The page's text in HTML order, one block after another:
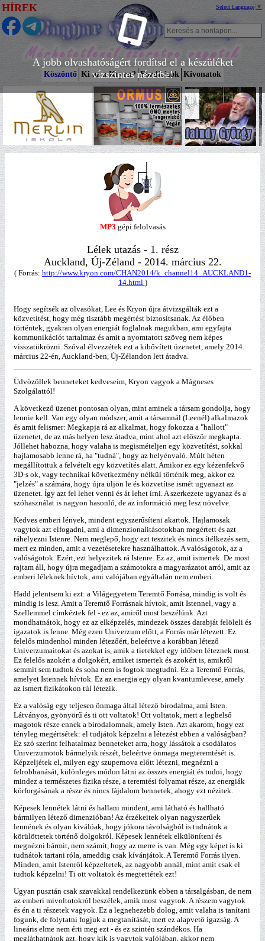
HÍREK Select Language ▼
A jobb olvashatóságért fordítsd el a készüléket
vízszintes nézetbe!
Köszöntő Ki az a Kryon? Fordítások Kivonatok
MP3 gépi felolvasás
Lélek utazás - 1. rész
Auckland, Új-Zéland - 2014. március 22.
( Forrás: http://www.kryon.com/CHAN2014/k_channel14_AUCKLAND1-
14.html )
Hogy segítsék az olvasókat, Lee és Kryon újra átvizsgálták ezt a
közvetítést, hogy még tisztább megértést biztosítsanak. Az élőben
történtek, gyakran olyan energiát foglalnak magukban, ami egyfajta
kommunikációt tartalmaz és amit a nyomtatott szöveg nem képes
visszatükrözni. Szóval élvezzétek ezt a kibővített üzenetet, amely 2014.
március 22-én, Auckland-ben, Új-Zélandon lett átadva.
Üdvözöllek benneteket kedveseim, Kryon vagyok a Mágneses
Szolgálattól!
A következő üzenet pontosan olyan, mint aminek a társam gondolja, hogy
lennie kell. Van egy olyan módszer, amit a társamnál (Leenél) alkalmazok
és amit felismer: Megkapja rá az alkalmat, hogy fokozza a "hallott"
üzenetet, de az más helyen lesz átadva, mint ahol azt először megkapta.
Jóllehet habozna, hogy valaha is megismételjen egy közvetítést, sokkal
hajlamosabb lenne rá, ha "tudná", hogy az helyénvaló. Múlt héten
megállítottuk a felvételt egy közvetítés alatt. Amikor ez egy kézenfekvő
3D-s ok, vagy technikai következmény nélkül történik meg, akkor ez
"jelzés" a számára, hogy újra üljön le és közvetítse ismét ugyanazt az
üzenetet. Így azt fel lehet venni és át lehet írni. A szerkezete ugyanaz és a
szóhasználat is nagyon hasonló, de az információ meg lesz növelve.
Kedves emberi lények, mindent egyszerűsíteni akartok. Hajlamosak
vagytok azt elfogadni, ami a dimenzionalitásotokban megértett és azt
ráhelyezni Istenre. Nem meglepő, hogy ezt teszitek és nincs ítélkezés sem,
mert ez minden, amit a vezetésetekre használhattok. A valóságotok, az a
valóságotok. Ezért, ezt helyezitek rá Istenre. Ez az, amit ismertek. De most
rajtam áll, hogy újra megadjam a számotokra a magyarázatot arról, amit az
emberi léleknek hívtok, ami valójában egyáltalán nem emberi.
Hadd jelentsem ki ezt: a Világegyetem Teremtő Forrása, mindig is volt és
mindig is lesz. Amit a Teremtő Forrásnak hívtok, amit Istennel, vagy a
Szellemmel címkéztek fel - ez az, amiről most beszélünk. Azt
mondhatnátok, hogy ez az elképzelés, mindezek összes darabját felöleli és
igazatok is lenne. Még ezen Univerzum előtt, a Forrás már létezett. Ez
felelős mindenhol minden létezőért, beleértve a korábban létező
Univerzumaitokat és azokat is, amik a tietekkel egy időben léteznek most.
Ez felelős azokért a dolgokért, amiket ismertek és azokért is, amikről
semmit sem tudtok és soha nem is fogtok megtudni. Ez a Teremtő Forrás,
amelyet Istennek hívtok. Ez az energia egy olyan kvantumlevese, amely
az ismert fizikátokon túl létezik.
Ez a valóság egy teljesen önmaga által létező birodalma, ami Isten.
Látványos, gyönyörű és ti ott voltatok! Ott voltatok, mert a legbelső
magotok része ennek a birodalomnak, amely Isten. Azt akarom, hogy ezt
tényleg megértsétek: el tudjátok képzelni a létezést ebben a valóságban?
Ez szó szerint felhatalmaz benneteket arra, hogy lássátok a csodálatos
Univerzumotok bármelyik részét, beleértve önmaga megteremtését is.
Képzeljétek el, milyen egy szupernova előtt létezni, megnézni a
felrobbanását, különleges módon látni az összes energiát és tudni, hogy
mindez a természetes fizika része, a teremtési folyamat része, az energiák
körforgásának a része és nincs fájdalom bennetek, ahogy ezt nézitek.
Képesek lennétek látni és hallani mindent, ami látható és hallható
bármilyen létező dimenzióban! Az érzékeitek olyan nagyszerűek
lennének és olyan kiválóak, hogy jókora távolságból is tudnátok a
körülöttetek történő dolgokról. Képesek lennétek elkülöníteni és
megnézni bármit, nem számít, hogy az merre is van. Még egy képet is ki
tudnátok tartani róla, ameddig csak kívánjátok. A Teremtő Forrás ilyen.
Minden, amit Istenről képzeltetek, az nagyobb annál, mint amit csak el
tudtok képzelni! Ti ott voltatok és megtettétek ezt!
Ugyan pusztán csak szavakkal rendelkezünk ebben a társalgásban, de nem
az emberi mivoltotokról beszélek, amik most vagytok. A részem vagytok
és én a ti részetek vagyok. Ez a legnehezebb dolog, amit valaha is tanítani
fogunk, de folytatni fogjuk a megtanítását, mert ez alapvető igazság. A
lineáris elme nem érti meg ezt - és ez szintén szándékos. Ha
megláthatnátok azt, hogy kik is vagytok valójában, akkor nem